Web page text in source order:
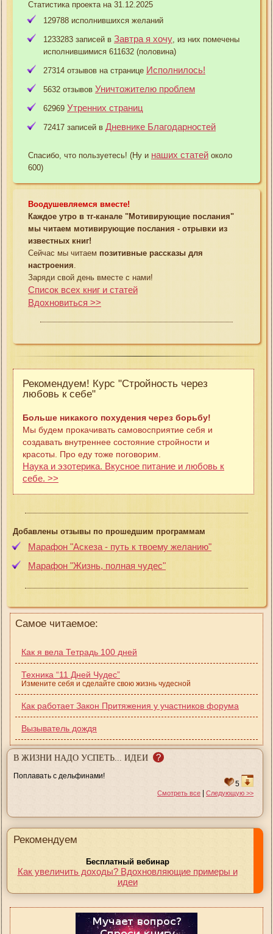
Статистика проекта на 31.12.2025
129788 исполнившихся желаний
1233283 записей в Завтра я хочу , из них помечены
исполнившимися 611632 (половина)
27314 отзывов на странице Исполнилось!
5632 отзывов Уничтожителю проблем
62969 Утренних страниц
72417 записей в Дневнике Благодарностей
Спасибо, что пользуетесь! (Ну и наших статей около
600)
Воодушевляемся вместе!
Каждое утро в тг-канале "Мотивирующие послания"
мы читаем мотивирующие послания - отрывки из
известных книг!
Сейчас мы читаем позитивные рассказы для
настроения
Заряди свой день вместе с нами!
Список всех книг и статей
Вдохновиться >>
Рекомендуем! Курс "Стройность через
любовь к себе"
Больше никакого похудения через борьбу!
Мы будем прокачивать самовосприятие себя и
создавать внутреннее состояние стройности и
красоты. Про еду тоже поговорим.
Наука и эзотерика. Вкусное питание и любовь к
себе. >>
Добавлены отзывы по прошедшим программам
Марафон "Аскеза - путь к твоему желанию"
Марафон "Жизнь, полная чудес"
Самое читаемое:
Как я вела Тетрадь 100 дней
Техника “11 Дней Чудес”
Измените себя и сделайте свою жизнь чудесной
Как работает Закон Притяжения у участников форума
Вызыватель дождя
В ЖИЗНИ НАДО УСПЕТЬ... ИДЕИ ?
Поплавать с дельфинами!
5
Смотреть все | Следующую >>
Рекомендуем
Бесплатный вебинар
Как увеличить доходы? Вдохновляющие примеры и
идеи